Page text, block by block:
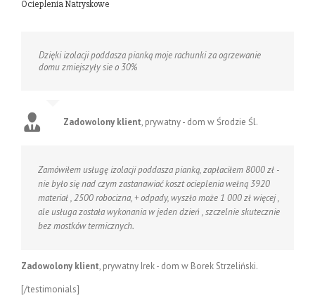
Ocieplenia Natryskowe
Dzięki izolacji poddasza pianką moje rachunki za ogrzewanie
domu zmiejszyły sie o 30%
Zadowolony klient, prywatny - dom w Środzie Śl.
Zamówiłem usługę izolacji poddasza pianką, zapłaciłem 8000 zł -
nie było się nad czym zastanawiać koszt ocieplenia wełną 3920
materiał , 2500 robocizna, + odpady, wyszło może 1 000 zł więcej ,
ale usługa została wykonania w jeden dzień , szczelnie skutecznie
bez mostków termicznych.
Zadowolony klient, prywatny Irek - dom w Borek Strzeliński.
[/testimonials]